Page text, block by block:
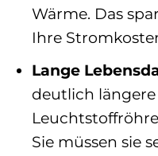
Wärme. Das
Ihre
Lange
deutlich
Sie müssen sie